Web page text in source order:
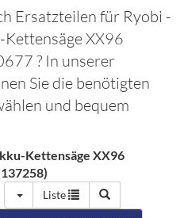
Ersatzteilen für Ryobi -
XX96
? In unserer
Sie die benötigten
und bequem
Kettensäge XX96
Liste